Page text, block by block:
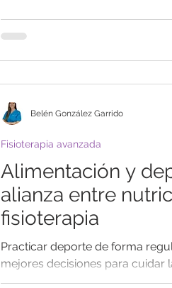
Alimentación y
alianza entre
fisioterapia
Practicar deporte de forma
mejores decisiones para cuidar
para obtener todos sus
Fisioterapia avanzada
Belén González Garrido